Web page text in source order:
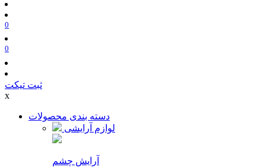
0
0
ثبت تیکت
x
دسته بندی محصولات
لوازم آرایشی
آرایش چشم